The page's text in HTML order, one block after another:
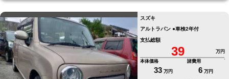
スズキ
アルトラパン ●車検2年付
支払総額
39
万円
本体価格
33 万円
諸費用
6 万円